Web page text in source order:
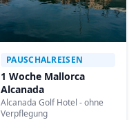
PAUSCHALREISEN
1 Woche Mallorca
Alcanada
Alcanada Golf Hotel - ohne
Verpflegung